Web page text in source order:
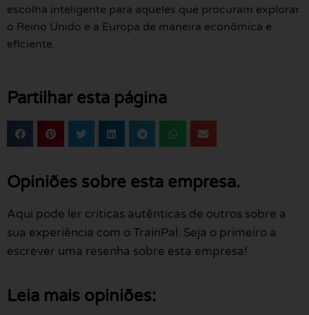
escolha inteligente para aqueles que procuram explorar
o Reino Unido e a Europa de maneira econômica e
eficiente.
Partilhar esta página
Opiniões sobre esta empresa.
Aqui pode ler críticas autênticas de outros sobre a
sua experiência com o TrainPal. Seja o primeiro a
escrever uma resenha sobre esta empresa!
Leia mais opiniões: